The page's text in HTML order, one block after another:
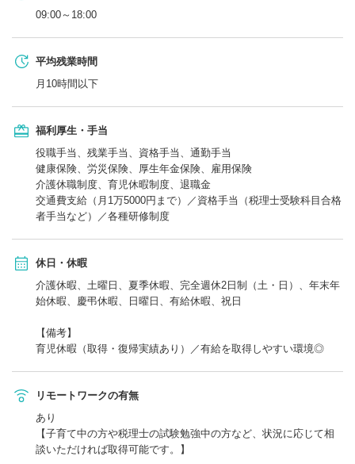
09:00～18:00
平均残業時間
月10時間以下
福利厚生・手当
役職手当、残業手当、資格手当、通勤手当
健康保険、労災保険、厚生年金保険、雇用保険
介護休職制度、育児休暇制度、退職金
交通費支給（月1万5000円まで）／資格手当（税理士受験科目合格
者手当など）／各種研修制度
休日・休暇
介護休暇、土曜日、夏季休暇、完全週休2日制（土・日）、年末年
始休暇、慶弔休暇、日曜日、有給休暇、祝日
【備考】
育児休暇（取得・復帰実績あり）／有給を取得しやすい環境◎
リモートワークの有無
あり
【子育て中の方や税理士の試験勉強中の方など、状況に応じて相
談いただければ取得可能です。】